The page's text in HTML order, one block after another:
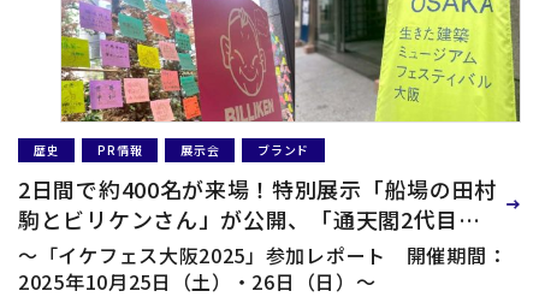
歴史 PR情報 展示会 ブランド
2日間で約400名が来場！特別展示「船場の田村
駒とビリケンさん」が公開、「通天閣2代目モ
デル」のビリケン像や歴史的資料が好評を博す
～「イケフェス大阪2025」参加レポート 開催期間：
2025年10月25日（土）・26日（日）～